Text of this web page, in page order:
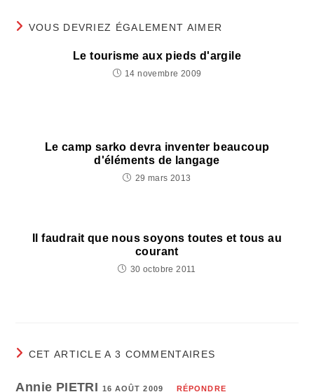
VOUS DEVRIEZ ÉGALEMENT AIMER
Le tourisme aux pieds d'argile
14 novembre 2009
Le camp sarko devra inventer beaucoup
d'éléments de langage
29 mars 2013
Il faudrait que nous soyons toutes et tous au
courant
30 octobre 2011
CET ARTICLE A 3 COMMENTAIRES
Annie PIETRI 16 AOÛT 2009 RÉPONDRE